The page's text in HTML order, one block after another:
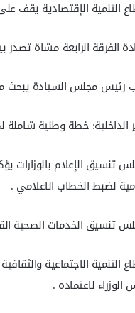
التنمية الإقتصادية يقف
الفرقة الرابعة مشاة تصدر
رئيس مجلس السيادة يبحث مع
الداخلية: خطة وطنية
تنسيق الإعلام بالوزارات
لضبط الخطاب الاعلامي .
تنسيق الخدمات الصحية
التنمية الاجتماعية
لاعتماده .